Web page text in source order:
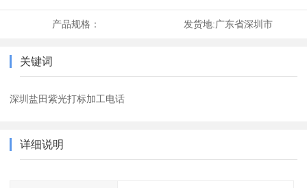
产品规格： 发货地:广东省深圳市
关键词
深圳盐田紫光打标加工电话
详细说明